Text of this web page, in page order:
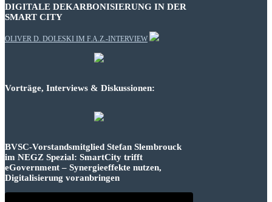
DIGITALE DEKARBONISIERUNG IN DER
SMART CITY
OLIVER D. DOLESKI IM F.A.Z.-INTERVIEW
Vorträge, Interviews & Diskussionen:
BVSC-Vorstandsmitglied Stefan Slembrouck
im NEGZ Spezial: SmartCity trifft
eGovernment – Synergieeffekte nutzen,
Digitalisierung voranbringen